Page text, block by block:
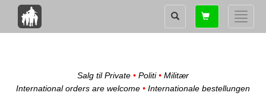
Toggle
Shopping
card
Salg til Private • Politi• Militær
International orders are welcome • Internationale bestellungen